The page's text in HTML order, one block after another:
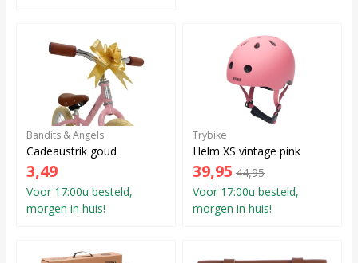
Bandits & Angels
Cadeaustrik goud
3,49
Voor 17:00u besteld,
morgen in huis!
Trybike
Helm XS vintage pink
39,95 44,95
Voor 17:00u besteld,
morgen in huis!